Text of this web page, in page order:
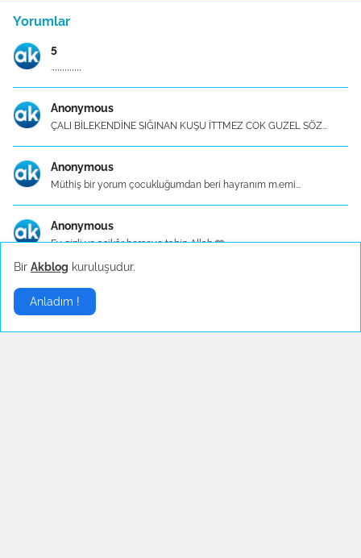
Yorumlar
5
.,,,,,,,,,,,,
Anonymous
ÇALI BİLEKENDİNE SIĞINAN KUŞU İTTMEZ COK GUZEL SÖZ...
Anonymous
Müthiş bir yorum çocukluğumdan beri hayranım m.emi...
Anonymous
Ey gizli ve aşikâr herşeye tabip Allah 🩵
Mutfak Eşyaları - Konu Başlık İçerikleri 1. Mutfa...
Bir Akblog kuruluşudur.
Anladım !